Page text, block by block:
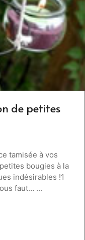
de petites
tamisée à vos
bougies à la
indésirables !1
faut… ...